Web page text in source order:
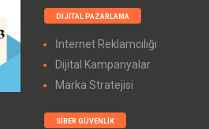
DIJITAL PAZARLAMA
İnternet Reklamcılığı
Dijital Kampanyalar
Marka Stratejisi
SIBER GÜVENLIK